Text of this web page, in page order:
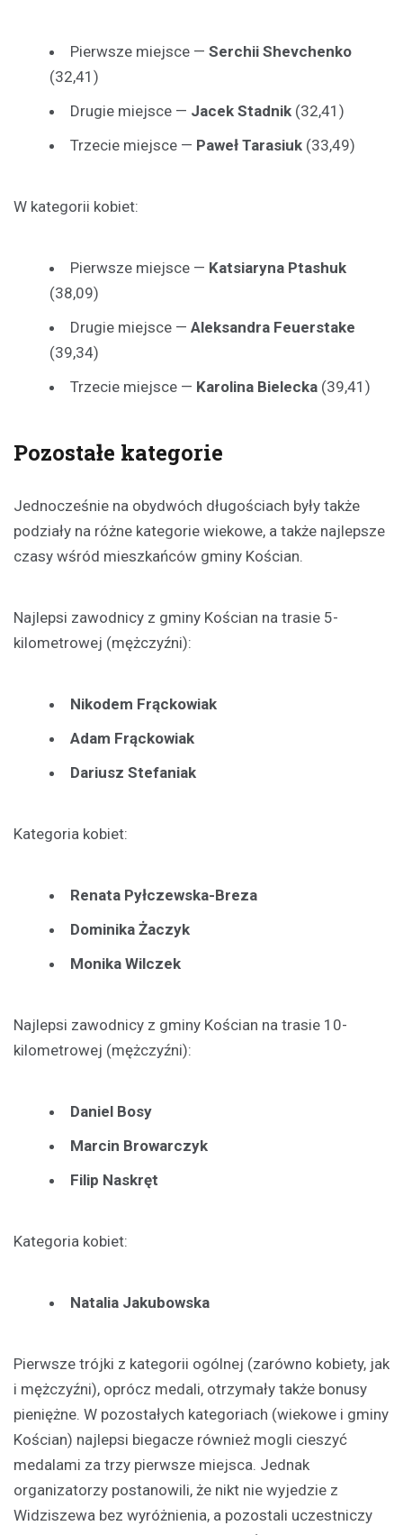
Pierwsze miejsce — Serchii Shevchenko
(32,41)
Drugie miejsce — Jacek Stadnik (32,41)
Trzecie miejsce — Paweł Tarasiuk (33,49)
W kategorii kobiet:
Pierwsze miejsce — Katsiaryna Ptashuk
(38,09)
Drugie miejsce — Aleksandra Feuerstake
(39,34)
Trzecie miejsce — Karolina Bielecka (39,41)
Pozostałe kategorie
Jednocześnie na obydwóch długościach były także
podziały na różne kategorie wiekowe, a także najlepsze
czasy wśród mieszkańców gminy Kościan.
Najlepsi zawodnicy z gminy Kościan na trasie 5-
kilometrowej (mężczyźni):
Nikodem Frąckowiak
Adam Frąckowiak
Dariusz Stefaniak
Kategoria kobiet:
Renata Pyłczewska-Breza
Dominika Żaczyk
Monika Wilczek
Najlepsi zawodnicy z gminy Kościan na trasie 10-
kilometrowej (mężczyźni):
Daniel Bosy
Marcin Browarczyk
Filip Naskręt
Kategoria kobiet:
Natalia Jakubowska
Pierwsze trójki z kategorii ogólnej (zarówno kobiety, jak
i mężczyźni), oprócz medali, otrzymały także bonusy
pieniężne. W pozostałych kategoriach (wiekowe i gminy
Kościan) najlepsi biegacze również mogli cieszyć
medalami za trzy pierwsze miejsca. Jednak
organizatorzy postanowili, że nikt nie wyjedzie z
Widziszewa bez wyróżnienia, a pozostali uczestniczy